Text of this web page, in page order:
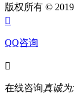
版权所有 ©

QQ咨询

在线咨询真诚为